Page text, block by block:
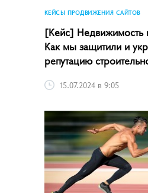
КЕЙСЫ ПРОДВИЖЕНИЯ САЙТОВ
[Кейс] Недвижимость
Как мы защитили и
репутацию
15.07.2024 в 9:05